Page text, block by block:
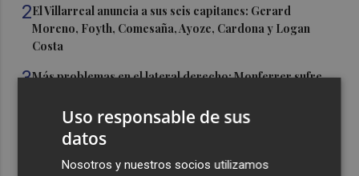
2El Villarreal anuncia a sus seis capitanes: Gerard
Moreno, Foyth, Comesaña, Ayoze, Cardona y Logan
Costa
3Más problemas en el lateral derecho: Monferrer sufre
San Javier da viabilidad al nuevo contrato del transporte
urbano y a un hotel de cuatro estrellas en La Manga con
324 habitaciones
Uso responsable de sus
datos
Nosotros y nuestros socios utilizamos